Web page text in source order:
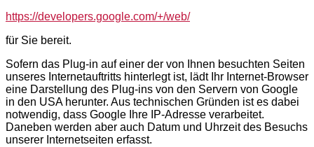
https://developers.google.com/+/web/
für Sie bereit.
Sofern das Plug-in auf einer der von Ihnen besuchten Seiten
unseres Internetauftritts hinterlegt ist, lädt Ihr Internet-Browser
eine Darstellung des Plug-ins von den Servern von Google
in den USA herunter. Aus technischen Gründen ist es dabei
notwendig, dass Google Ihre IP-Adresse verarbeitet.
Daneben werden aber auch Datum und Uhrzeit des Besuchs
unserer Internetseiten erfasst.